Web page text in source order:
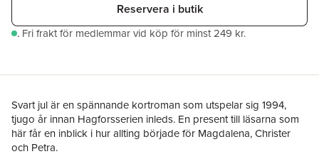
Reservera i butik
. Fri frakt för medlemmar vid köp för minst 249 kr.
Svart jul är en spännande kortroman som utspelar sig 1994,
tjugo år innan Hagforsserien inleds. En present till läsarna som
här får en inblick i hur allting började för Magdalena, Christer
och Petra.